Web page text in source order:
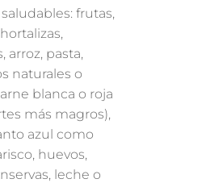
frutas,
arroz, pasta,
naturales o
blanca o roja
más magros),
azul como
huevos,
leche o